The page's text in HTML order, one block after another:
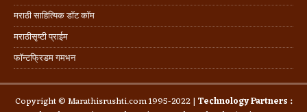
मराठी साहित्यिक डॉट कॉम
मराठीसृष्टी प्राईम
फॉन्टफ्रिडम गमभन
Copyright © Marathisrushti.com 1995-2022 | Technology Partners :